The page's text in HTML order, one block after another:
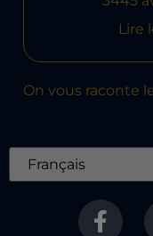
Lire
On vous raconte